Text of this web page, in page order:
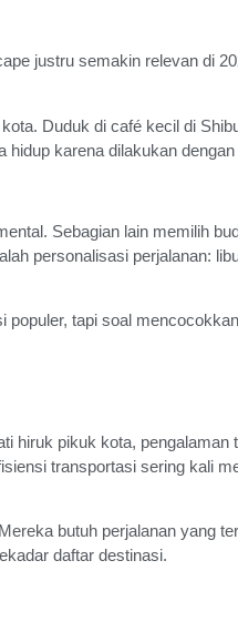
justru semakin relevan di
Duduk di café kecil di
karena dilakukan
Sebagian lain memilih
personalisasi perjalanan:
tapi soal
pikuk kota,
transportasi sering kali
butuh perjalanan yang
daftar destinasi.